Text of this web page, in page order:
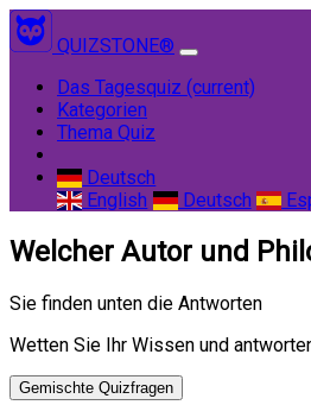
QUIZSTONE®
Das Tagesquiz (current)
Kategorien
Thema Quiz
Deutsch
English
Deutsch
Welcher Autor und
Sie finden unten die Antworten
Wetten Sie Ihr Wissen und
Gemischte Quizfragen